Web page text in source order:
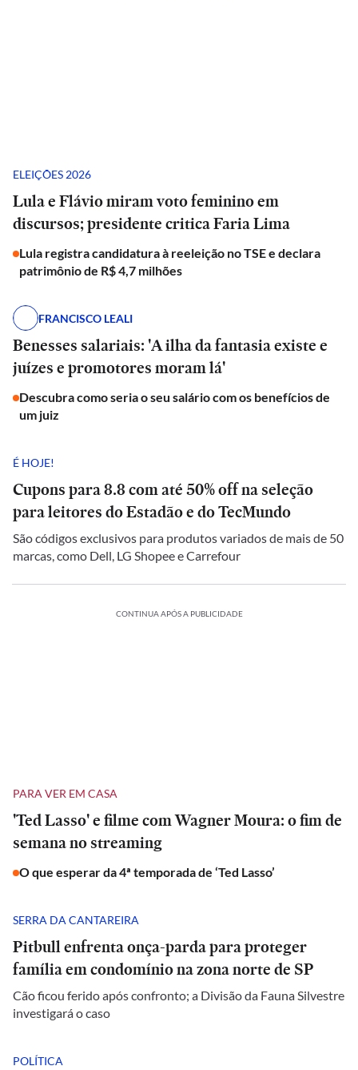
ELEIÇÕES 2026
Lula e Flávio miram voto feminino em
discursos; presidente critica Faria Lima
Lula registra candidatura à reeleição no TSE e declara
patrimônio de R$ 4,7 milhões
FRANCISCO LEALI
Benesses salariais: 'A ilha da fantasia existe e
juízes e promotores moram lá'
Descubra como seria o seu salário com os benefícios de
um juiz
É HOJE!
Cupons para 8.8 com até 50% off na seleção
para leitores do Estadão e do TecMundo
São códigos exclusivos para produtos variados de mais de 50
marcas, como Dell, LG Shopee e Carrefour
CONTINUA APÓS A PUBLICIDADE
PARA VER EM CASA
'Ted Lasso' e filme com Wagner Moura: o fim de
semana no streaming
O que esperar da 4ª temporada de ‘Ted Lasso’
SERRA DA CANTAREIRA
Pitbull enfrenta onça-parda para proteger
família em condomínio na zona norte de SP
Cão ficou ferido após confronto; a Divisão da Fauna Silvestre
investigará o caso
POLÍTICA